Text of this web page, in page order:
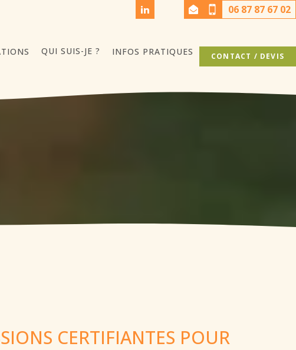
06 87 87 67 02
QUI SUIS-JE ? INFOS PRATIQUES CONTACT / DEVIS
CERTIFIANTES POUR